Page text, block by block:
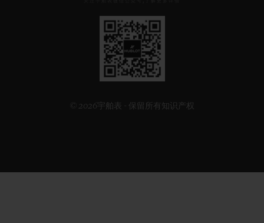
见
下
方
二
维
码
© 2026宇舶表 - 保留所有知识产权